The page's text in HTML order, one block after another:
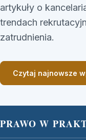
artykuły o
trendach
zatrudnienia.
Czytaj najnowsze
PRAWO W